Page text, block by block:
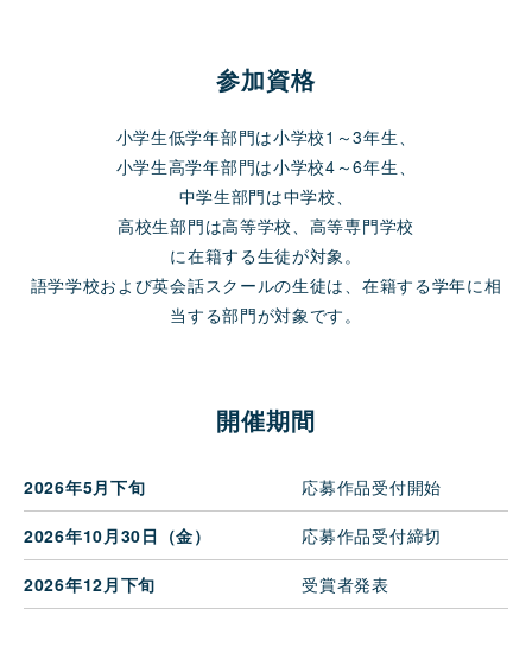
参加資格
小学生低学年部門は小学校1～3年生、
小学生高学年部門は小学校4～6年生、
中学生部門は中学校、
高校生部門は高等学校、高等専門学校
に在籍する生徒が対象。
語学学校および英会話スクールの生徒は、在籍する学年に相
当する部門が対象です。
開催期間
2026年5月下旬 応募作品受付開始
2026年10月30日（金） 応募作品受付締切
2026年12月下旬 受賞者発表